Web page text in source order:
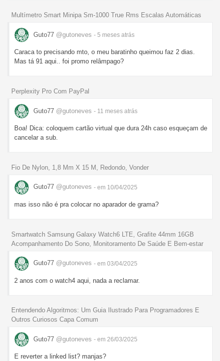
Multímetro Smart Minipa Sm-1000 True Rms Escalas Automáticas
Guto77 @gutoneves - 5 meses atrás
Caraca to precisando mto, o meu baratinho queimou faz 2 dias.
Mas tá 91 aqui.. foi promo relâmpago?
Perplexity Pro Com PayPal
Guto77 @gutoneves - 11 meses atrás
Boa! Dica: coloquem cartão virtual que dura 24h caso esqueçam de
cancelar a sub.
Fio De Nylon, 1,8 Mm X 15 M, Redondo, Vonder
Guto77 @gutoneves - em 10/04/2025
mas isso não é pra colocar no aparador de grama?
Smartwatch Samsung Galaxy Watch6 LTE, Grafite 44mm 16GB
Acompanhamento Do Sono, Monitoramento De Saúde E Bem-estar
Guto77 @gutoneves - em 03/04/2025
2 anos com o watch4 aqui, nada a reclamar.
Entendendo Algoritmos: Um Guia Ilustrado Para Programadores E
Outros Curiosos Capa Comum
Guto77 @gutoneves - em 26/03/2025
E reverter a linked list? manjas?